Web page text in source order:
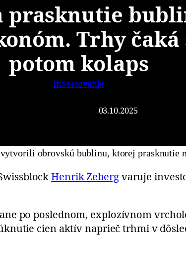
prasknutie
Trhy
potom kolaps
Investovanie
03.10.2025
obrovskú bublinu, ktorej prasknutie
Henrik Zebergvaruje
po poslednom, explozívnom
cien aktív naprieč trhmi v